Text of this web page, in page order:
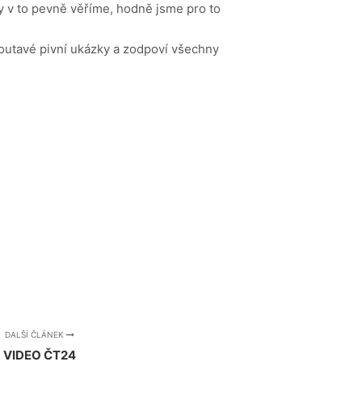
v to pevně věříme, hodně jsme pro to
pivní ukázky a zodpoví všechny
DALŠÍ ČLÁNEK
VIDEO ČT24